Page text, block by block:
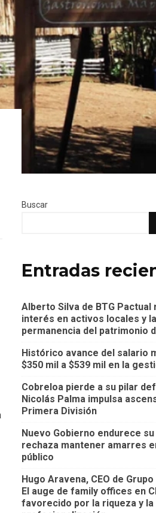
Buscar
Entradas
Alberto Silva de BTG Pactual
interés en activos locales y la
permanencia del patrimonio
Histórico avance del salario
$350 mil a $539 mil en la
Cobreloa pierde a su pilar
Nicolás Palma impulsa
Primera División
Nuevo Gobierno endurece
rechaza mantener amarres
público
Hugo Aravena, CEO de
El auge de family offices en
favorecido por la riqueza y la